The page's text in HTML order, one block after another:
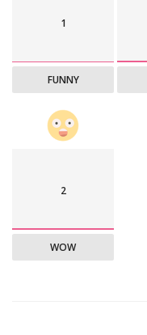
1
FUNNY
2
WOW